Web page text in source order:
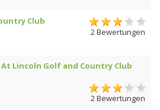
Club
2 Bewertungen
At Lincoln Golf and Country Club
2 Bewertungen